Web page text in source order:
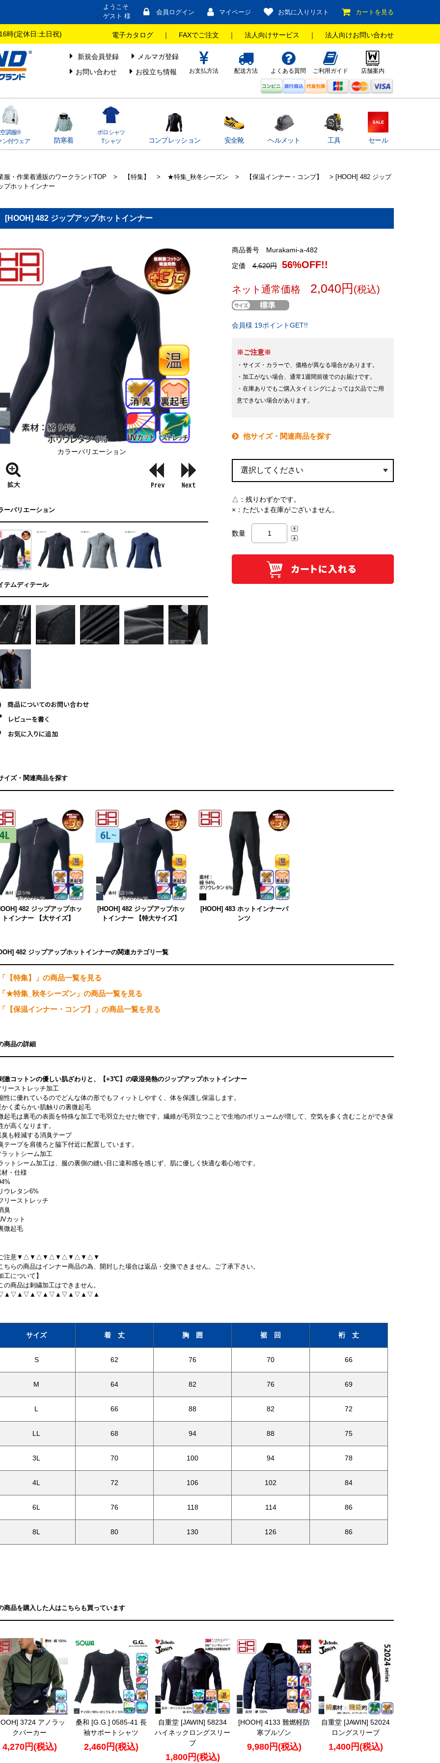
ようこそ
ゲスト 様
会員ログイン マイページ お気に入りリスト カートを見る
時(定休日:土日祝) 電子カタログ ｜ FAXでご注文 ｜ 法人向けサービス ｜ 法人向けお問い合わせ
新規会員登録
メルマガ登録
お問い合わせ
お役立ち情報 お支払方法 配送方法 よくある質問 ご利用ガイド 店舗案内
空調服®
ン付ウェア
防寒着
ポロシャツ
Tシャツ
コンプレッション 安全靴 ヘルメット 工具 セール
服・作業着通販のワークランドTOP > 【特集】 > ★特集_秋冬シーズン > 【保温インナー・コンプ】
> [HOOH] 482 ジップ
プホットインナー
[HOOH] 482 ジップアップホットインナー
商品番号 Murakami-a-482
定価 4,620円 56%OFF!!
ネット通常価格 2,040円 (税込)
会員様 19ポイントGET!!
※ご注意※
・サイズ・カラーで、価格が異なる場合があります。
・加工がない場合、通常1週間前後でのお届けです。
・在庫ありでもご購入タイミングによっては欠品でご用
意できない場合があります。
他サイズ・関連商品を探す
△： 残りわずかです。
×： ただいま在庫がございません。
数量
カラーバリエーション
ーバリエーション
テムディテール
イズ・関連商品を探す
482 ジップアップホッ
トインナー 【大サイズ】
[HOOH] 482 ジップアップホッ
トインナー 【特大サイズ】
[HOOH] 483 ホットインナーパ
ンツ
482 ジップアップホットインナーの関連カテゴリ一覧
【特集】」の商品一覧を見る
★特集_秋冬シーズン」の商品一覧を見る
【保温インナー・コンプ】」の商品一覧を見る
商品の詳細
激コットンの優しい肌ざわりと、【+3℃】の吸湿発熱のジップアップホットインナー
ーストレッチ加工
性に優れているのでどんな体の形でもフィットしやすく、体を保護し保温します。
く柔らかい肌触りの裏微起毛
起毛は裏毛の表面を特殊な加工で毛羽立たせた物です。繊維が毛羽立つことで生地のボリュームが増して、空気を多く含むことができ保
が高くなります。
も軽減する消臭テープ
テープを肩後ろと脇下付近に配置しています。
ットシーム加工
ットシーム加工は、服の裏側の縫い目に違和感を感じず、肌に優しく快適な着心地です。
・仕様
ウレタン6%
リーストレッチ
臭
カット
微起毛
注意▼△▼△▼△▼△▼△▼△▼
ちらの商品はインナー商品の為、開封した場合は返品・交換できません。ご了承下さい。
工について】
の商品は刺繍加工はできません。
サイズ 着 丈 胸 囲 裾 回 裄 丈
S 62 76 70 66
M 64 82 76 69
L 66 88 82 72
LL 68 94 88 75
3L 70 100 94 78
4L 72 106 102 84
6L 76 118 114 86
8L 80 130 126 86
商品を購入した人はこちらも買っています
3724 アノラッ
クパーカー
4,270円(税込)
桑和 [G.G.] 0585-41 長
袖サポートシャツ
2,460円(税込)
自重堂 [JAWIN] 58234
ハイネックロングスリー
ブ
1,800円(税込)
[HOOH] 4133 難燃軽防
寒ブルゾン
9,980円(税込)
自重堂 [JAWIN] 52024
ロングスリーブ
1,400円(税込)